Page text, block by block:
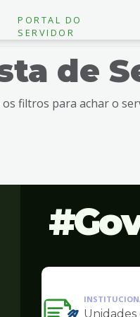
PORTAL DO
SERVIDOR
de
os filtros para achar o
Unidades